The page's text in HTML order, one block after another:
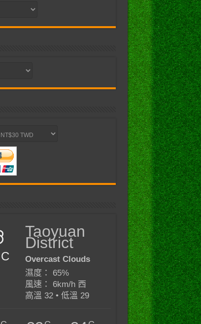
C
Taoyuan
District
Overcast Clouds
濕度： 65%
風速： 6km/h 西
高溫 32 • 低溫 29